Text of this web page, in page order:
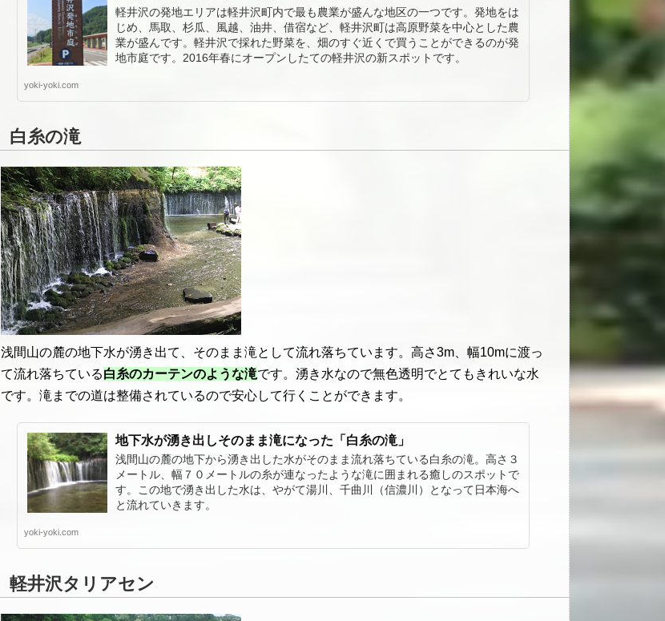
軽井沢の発地エリアは軽井沢町内で最も農業が盛んな地区の一つです。発地をは
じめ、馬取、杉瓜、風越、油井、借宿など、軽井沢町は高原野菜を中心とした農
業が盛んです。軽井沢で採れた野菜を、畑のすぐ近くで買うことができるのが発
地市庭です。2016年春にオープンしたての軽井沢の新スポットです。
yoki-yoki.com
白糸の滝
浅間山の麓の地下水が湧き出て、そのまま滝として流れ落ちています。高さ3m、幅10mに渡っ
て流れ落ちている白糸のカーテンのような滝です。湧き水なので無色透明でとてもきれいな水
です。滝までの道は整備されているので安心して行くことができます。
地下水が湧き出しそのまま滝になった「白糸の滝」
浅間山の麓の地下から湧き出した水がそのまま流れ落ちている白糸の滝。高さ３
メートル、幅７０メートルの糸が連なったような滝に囲まれる癒しのスポットで
す。この地で湧き出した水は、やがて湯川、千曲川（信濃川）となって日本海へ
と流れていきます。
yoki-yoki.com
軽井沢タリアセン